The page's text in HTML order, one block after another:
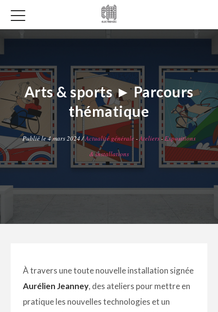
Arts & sports ► Parcours
thématique
Publié le 4 mars 2024 /Actualité générale-Ateliers-Expositions
& installations
À travers une toute nouvelle installation signée
Aurélien Jeanney, des ateliers pour mettre en
pratique les nouvelles technologies et un